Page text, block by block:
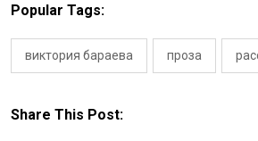
Popular Tags:
виктория бараева проза
Share This Post: